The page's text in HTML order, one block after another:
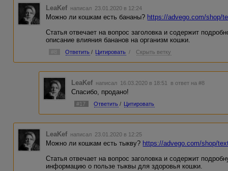
LeaKef написал 23.01.2020 в 12:24
Можно ли кошкам есть бананы? https://advego.com/shop/
Статья отвечает на вопрос заголовка и содержит
описание влияния бананов на организм кошки.
#8 Ответить / Цитировать / Скрыть ветку
LeaKef написал 16.03.2020 в 18:51 в ответ на #8
Спасибо, продано!
#17 Ответить / Цитировать
LeaKef написал 23.01.2020 в 12:25
Можно ли кошкам есть тыкву? https://advego.com/shop/
Статья отвечает на вопрос заголовка и содержит
информацию о пользе тыквы для здоровья кошки.